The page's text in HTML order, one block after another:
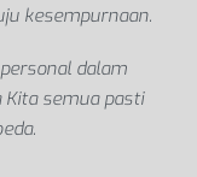
kesempurnaan.
dalam
Kita semua pasti